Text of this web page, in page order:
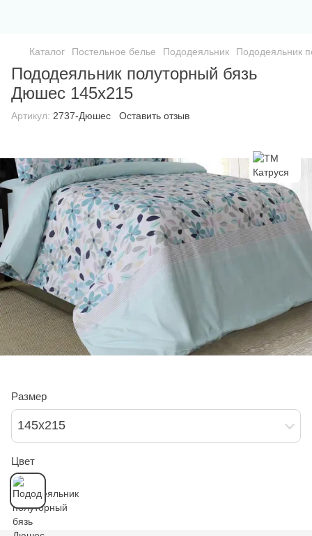
Каталог Постельное белье Пододеяльник Пододеяльник
Пододеяльник полуторный бязь
Дюшес 145х215
Артикул: 2737-Дюшес Оставить отзыв
Размер
145х215
Цвет